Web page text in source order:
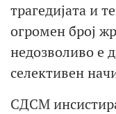
трагедијата и
огромен број
недозволиво е
селективен
СДСМ